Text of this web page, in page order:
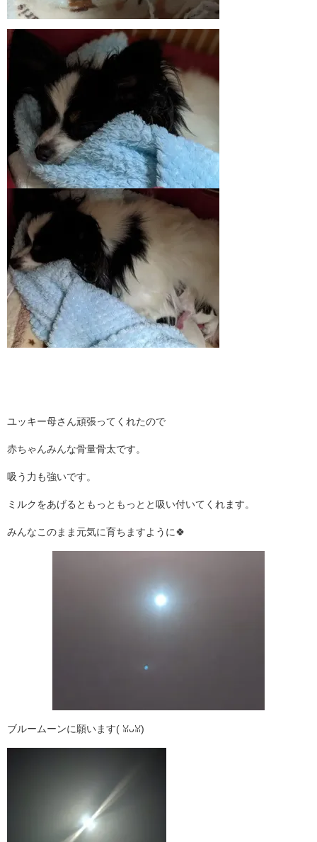
ユッキー母さん頑張ってくれたので
赤ちゃんみんな骨量骨太です。
吸う力も強いです。
ミルクをあげるともっともっとと吸い付いてくれます。
みんなこのまま元気に育ちますように🍀
ブルームーンに願います( ꈍᴗꈍ)